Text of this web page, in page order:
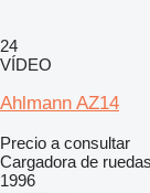
24
VÍDEO
Ahlmann AZ14
Precio a consultar
Cargadora de ruedas
1996